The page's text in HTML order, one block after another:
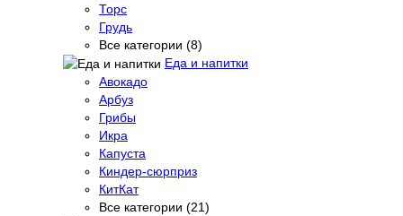
Торс
Грудь
Все категории (8)
Еда и напитки
Авокадо
Арбуз
Грибы
Икра
Капуста
Киндер-сюрприз
КитКат
Все категории (21)